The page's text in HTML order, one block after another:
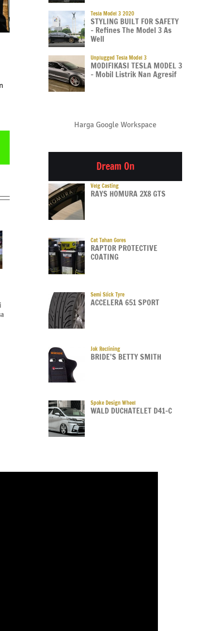
Accelera Rugged Terrain:
Ban Baru Menjawab Tren
SUV dan Overlanding
04 Aug 2026
Series (MRS)
Rider Yamaha Kokoh di
Tesla Model 3 2020
STYLING BUILT FOR SAFETY
– Refines The Model 3 As
Well
Unplugged Tesla Model 3
MODIFIKASI TESLA MODEL 3
– Mobil Listrik Nan Agresif
Harga Google Workspace
Dream On
Velg Casting
RAYS HOMURA 2X8 GTS
Cat Tahan Gores
RAPTOR PROTECTIVE
COATING
Semi Slick Tyre
ACCELERA 651 SPORT
Jok Reclining
BRIDE’S BETTY SMITH
Spoke Design Wheel
WALD DUCHATELET D41-C